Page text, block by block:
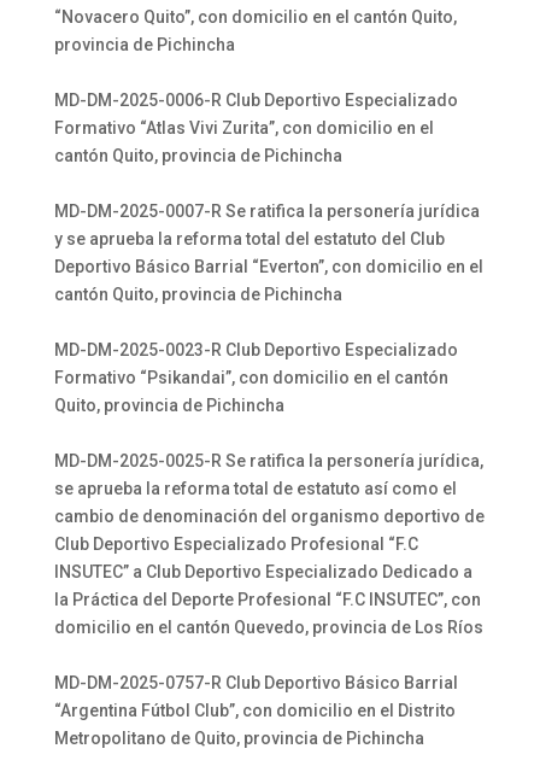
“Novacero Quito”, con domicilio en el cantón Quito,
provincia de Pichincha
MD-DM-2025-0006-R Club Deportivo Especializado
Formativo “Atlas Vivi Zurita”, con domicilio en el
cantón Quito, provincia de Pichincha
MD-DM-2025-0007-R Se ratifica la personería jurídica
y se aprueba la reforma total del estatuto del Club
Deportivo Básico Barrial “Everton”, con domicilio en el
cantón Quito, provincia de Pichincha
MD-DM-2025-0023-R Club Deportivo Especializado
Formativo “Psikandai”, con domicilio en el cantón
Quito, provincia de Pichincha
MD-DM-2025-0025-R Se ratifica la personería jurídica,
se aprueba la reforma total de estatuto así como el
cambio de denominación del organismo deportivo de
Club Deportivo Especializado Profesional “F.C
INSUTEC” a Club Deportivo Especializado Dedicado a
la Práctica del Deporte Profesional “F.C INSUTEC”, con
domicilio en el cantón Quevedo, provincia de Los Ríos
MD-DM-2025-0757-R Club Deportivo Básico Barrial
“Argentina Fútbol Club”, con domicilio en el Distrito
Metropolitano de Quito, provincia de Pichincha